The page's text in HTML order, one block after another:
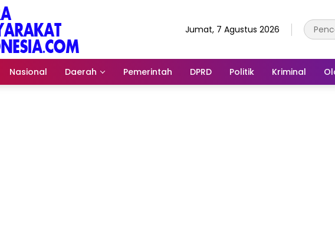
Jumat, 7 Agustus 2026
Nasional Daerah Pemerintah DPRD Politik Kriminal